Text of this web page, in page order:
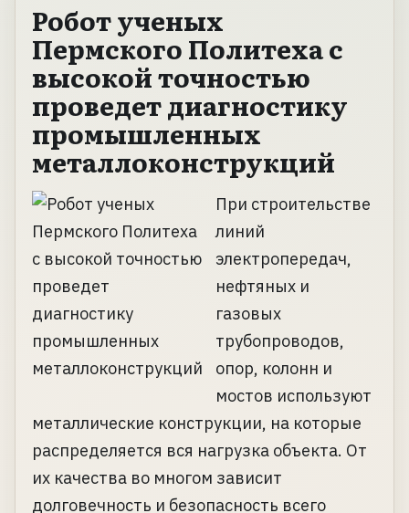
Робот ученых
Пермского Политеха с
высокой точностью
проведет диагностику
промышленных
металлоконструкций
При строительстве
линий
электропередач,
нефтяных и
газовых
трубопроводов,
опор, колонн и
мостов используют
металлические конструкции, на которые
распределяется вся нагрузка объекта. От
их качества во многом зависит
долговечность и безопасность всего